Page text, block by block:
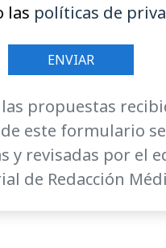
las políticas de
propuestas
este formulario
y revisadas por el
de Redacción